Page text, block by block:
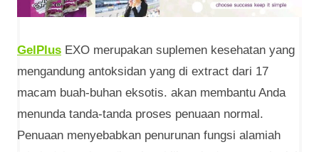
GelPlus EXO merupakan suplemen kesehatan yang
mengandung antoksidan yang di extract dari 17
macam buah-buhan eksotis. akan membantu Anda
menunda tanda-tanda proses penuaan normal.
Penuaan menyebabkan penurunan fungsi alamiah